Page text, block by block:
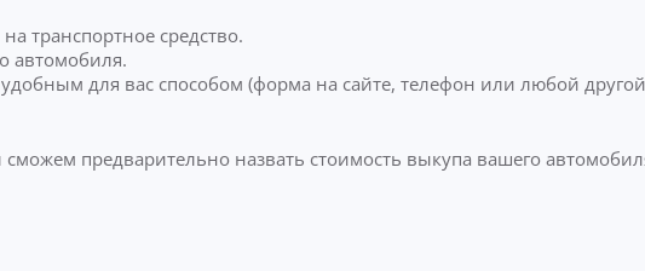
транспортное средство.
автомобиля.
для вас способом (форма на сайте, телефон или любой
предварительно назвать стоимость выкупа вашего